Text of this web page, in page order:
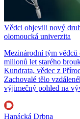
Vědci objevili nový
olomoucká univerzita
Mezinárodní tým vědců
milionů let starého
Kundrata, vědec z
Zachovalé tělo
výjimečný pohled na
Hanácká Drbna